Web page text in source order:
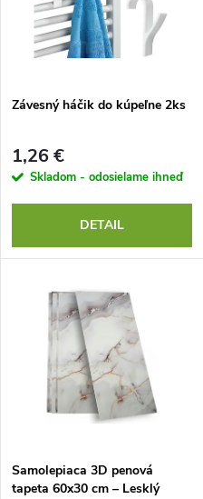
e
p
r
o
o
s
p
r
o
Závesný háčik do kúpeľne 2ks
1,26 €
Skladom - odosielame ihneď
DETAIL
Samolepiaca 3D penová
tapeta 60x30 cm – Lesklý